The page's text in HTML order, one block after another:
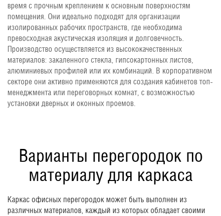
время с прочным креплением к основным поверхностям
помещения. Они идеально подходят для организации
изолированных рабочих пространств, где необходима
превосходная акустическая изоляция и долговечность.
Производство осуществляется из высококачественных
материалов: закаленного стекла, гипсокартонных листов,
алюминиевых профилей или их комбинаций. В корпоративном
секторе они активно применяются для создания кабинетов топ-
менеджмента или переговорных комнат, с возможностью
установки дверных и оконных проемов.
Варианты перегородок по
материалу для каркаса
Каркас офисных перегородок может быть выполнен из
различных материалов, каждый из которых обладает своими